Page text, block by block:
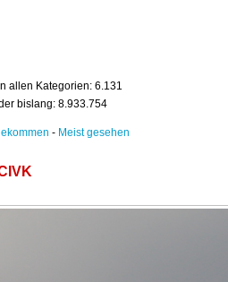
allen Kategorien: 6.131
bislang: 8.933.754
- Meist gesehen